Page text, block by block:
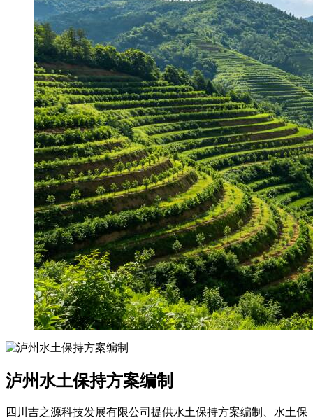
泸州水土保持方案编制
四川吉之源科技发展有限公司提供水土保持方案编制、水土保